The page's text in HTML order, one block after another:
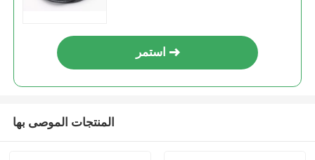
استمر
المنتجات الموصى بها